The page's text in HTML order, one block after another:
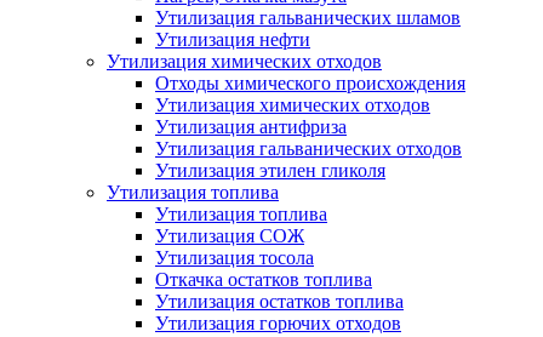
Утилизация гальванических шламов
Утилизация нефти
Утилизация химических отходов
Отходы химического происхождения
Утилизация химических отходов
Утилизация антифриза
Утилизация гальванических отходов
Утилизация этилен гликоля
Утилизация топлива
Утилизация топлива
Утилизация СОЖ
Утилизация тосола
Откачка остатков топлива
Утилизация остатков топлива
Утилизация горючих отходов